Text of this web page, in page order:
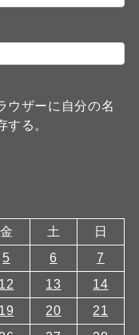
ウザーに自分の名
る。
金 土
日
5 6
7
12 13
14
19 20
21